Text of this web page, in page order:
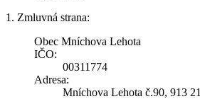
1. Zmluvná strana:
Obec Mníchova Lehota
IČO:
00311774
Adresa:
Mníchova Lehota č.90, 913 21